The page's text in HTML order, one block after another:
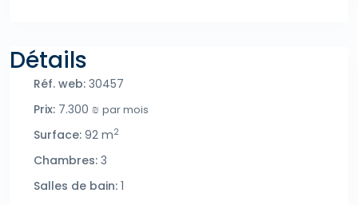
Détails
Réf. web: 30457
Prix: 7.300 ₪ par mois
Surface: 92 m2
Chambres: 3
Salles de bain: 1